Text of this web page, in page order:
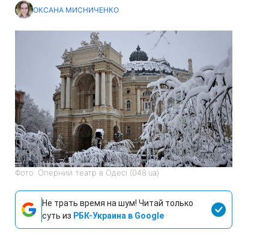
ОКСАНА МИСНИЧЕНКО
Фото: Оперний театр в Одесі (048.ua)
Не трать время на шум! Читай только
суть из РБК-Украина в Google